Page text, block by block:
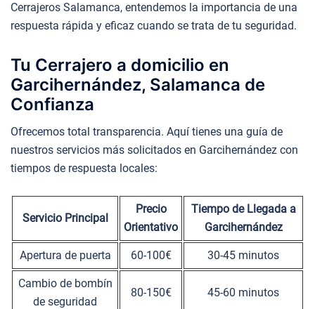
Cerrajeros Salamanca, entendemos la importancia de una
respuesta rápida y eficaz cuando se trata de tu seguridad.
Tu Cerrajero a domicilio en
Garcihernández, Salamanca de
Confianza
Ofrecemos total transparencia. Aquí tienes una guía de
nuestros servicios más solicitados en Garcihernández con
tiempos de respuesta locales:
Servicio Principal
Precio
Orientativo
Tiempo de Llegada a
Garcihernández
Apertura de puerta 60-100€ 30-45 minutos
Cambio de bombín
de seguridad
80-150€ 45-60 minutos